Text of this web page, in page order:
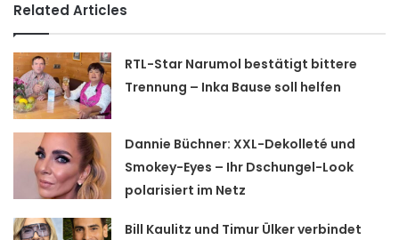
Related Articles
RTL-Star Narumol bestätigt bittere
Trennung – Inka Bause soll helfen
Dannie Büchner: XXL-Dekolleté und
Smokey-Eyes – Ihr Dschungel-Look
polarisiert im Netz
Bill Kaulitz und Timur Ülker verbindet